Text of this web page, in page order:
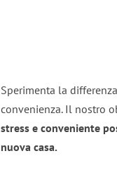
Sperimenta la
convenienza. Il nostro
stress e conveniente
nuova casa.